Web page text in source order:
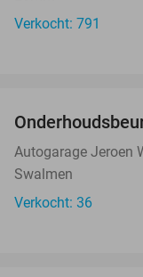
Verkocht: 791
Autogarage Jeroen
Swalmen
Verkocht: 36